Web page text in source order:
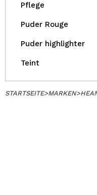
Pflege
Puder Rouge
Puder highlighter
Teint
STARTSEITE>MARKEN>